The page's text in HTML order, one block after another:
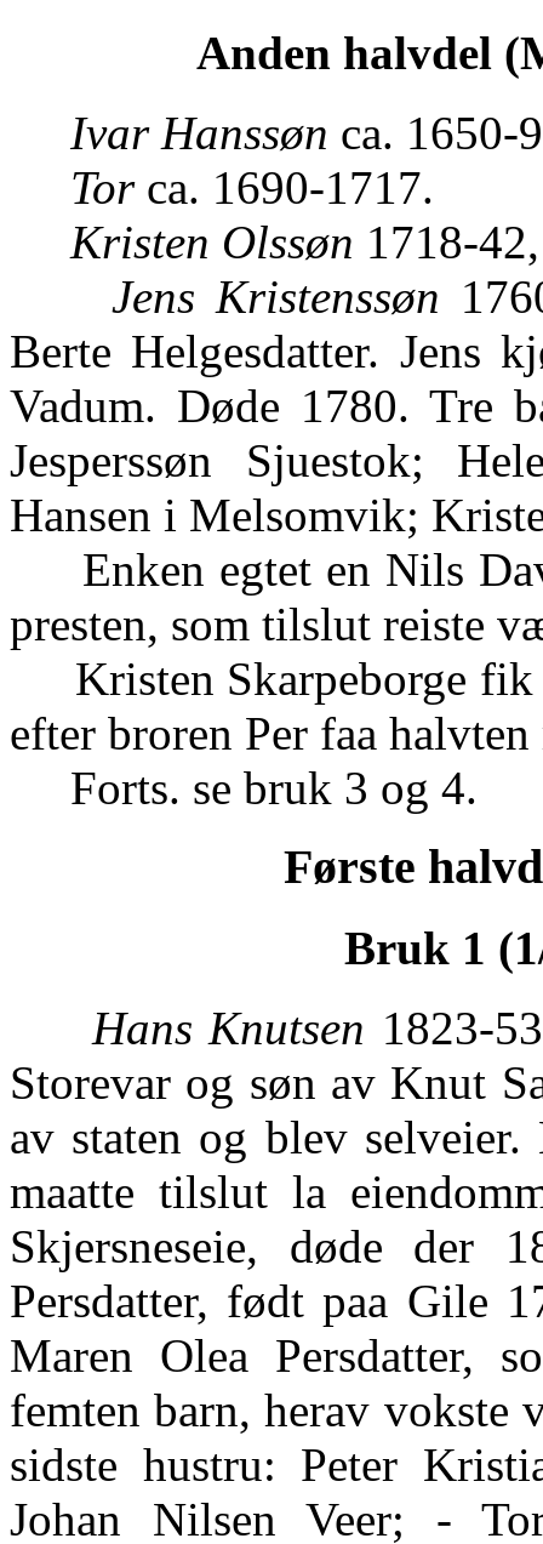
Anden halvdel
Ivar Hanssøn ca. 1650-
Torca. 1690-1717.
Kristen Olssøn 1718-
Jens Kristenssøn
Berte Helgesdatter. Jens
Vadum. Døde 1780. Tre
Jesperssøn Sjuestok;
Hansen i Melsomvik;
Enken egtet en Nils
presten, som tilslut reiste
Kristen Skarpeborge fik
efter broren Per faa halvten
Forts. se bruk 3 og 4.
Første
Bruk 1
Hans Knutsen 1823-
Storevar og søn av Knut
av staten og blev
maatte tilslut la
Skjersneseie, døde
Persdatter, født paa Gile
Maren Olea Persdatter,
femten barn, herav
sidste hustru: Peter
Johan Nilsen Veer; -